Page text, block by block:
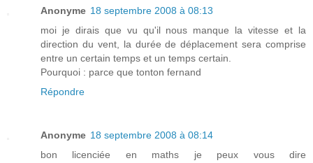
Anonyme 18 septembre 2008 à 08:13
moi je dirais que vu qu'il nous manque la vitesse et la
direction du vent, la durée de déplacement sera comprise
entre un certain temps et un temps certain.
Pourquoi : parce que tonton fernand
Répondre
Anonyme 18 septembre 2008 à 08:14
bon licenciée en maths je peux vous dire